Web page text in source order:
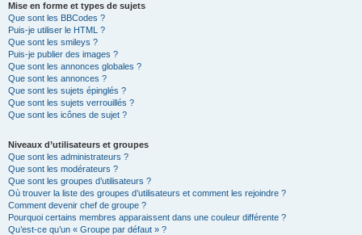
Mise en forme et types de sujets
Que sont les BBCodes ?
Puis-je utiliser le HTML ?
Que sont les smileys ?
Puis-je publier des images ?
Que sont les annonces globales ?
Que sont les annonces ?
Que sont les sujets épinglés ?
Que sont les sujets verrouillés ?
Que sont les icônes de sujet ?
Niveaux d’utilisateurs et groupes
Que sont les administrateurs ?
Que sont les modérateurs ?
Que sont les groupes d’utilisateurs ?
Où trouver la liste des groupes d’utilisateurs et comment les rejoindre ?
Comment devenir chef de groupe ?
Pourquoi certains membres apparaissent dans une couleur différente ?
Qu’est-ce qu’un « Groupe par défaut » ?